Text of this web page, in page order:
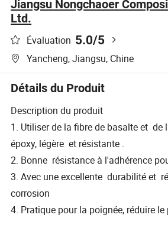
Jiangsu Nongchaoer
Ltd.
Évaluation 5.0/5
Yancheng, Jiangsu, Chine
Détails du Produit
Description du produit
1. Utiliser de la fibre de basalte et de
époxy, légère et résistante .
2. Bonne résistance à l'adhérence
3. Avec une excellente durabilité et
corrosion
4. Pratique pour la poignée, réduire